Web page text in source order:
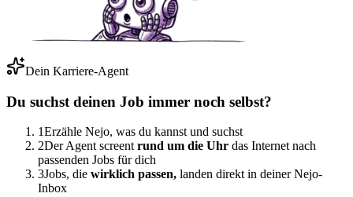
Dein Karriere-Agent
Du suchst deinen Job immer noch selbst?
1Erzähle Nejo, was du kannst und suchst
2Der Agent screent rund um die Uhr das Internet nach
passenden Jobs für dich
3Jobs, die wirklich passen, landen direkt in deiner Nejo-
Inbox